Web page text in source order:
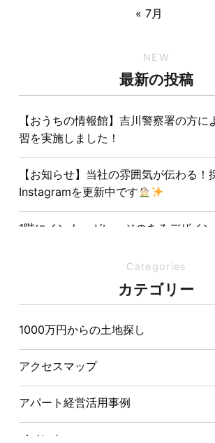
« 7月
NEW
最新の投稿
【おうちの情報館】吉川警察署の方に
習を実施しました！
【お知らせ】当社の雰囲気が伝わる！
Instagramを更新中です
1階にインナーガレージのあるデザイ
夏の熱中症対策は家づくりから。屋根
造が快適さをつくる理由
【埼玉県経営品質知事賞】大野知事へ
表敬訪問を行いました
Categories
カテゴリー
1000万円からの土地探し
アクセスマップ
アパート経営活用事例
イベント